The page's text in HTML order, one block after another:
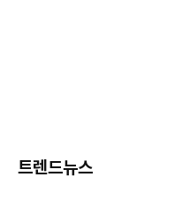
트렌드뉴스